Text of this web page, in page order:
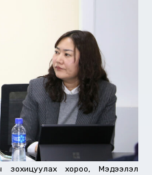
зохицуулах хороо, Мэдээлэл